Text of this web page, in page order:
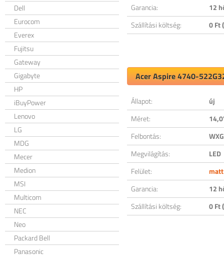
Dell
Eurocom
Everex
Fujitsu
Gateway
Gigabyte
HP
iBuyPower
Lenovo
LG
MDG
Mecer
Medion
MSI
Multicom
NEC
Neo
Packard Bell
Panasonic
Garancia:
12
Szállítási költség:
0 Ft
Acer Aspire 4740-
Állapot:
új
Méret:
Felbontás:
Megvilágítás:
LED
Felület:
matt
Garancia:
12
Szállítási költség:
0 Ft